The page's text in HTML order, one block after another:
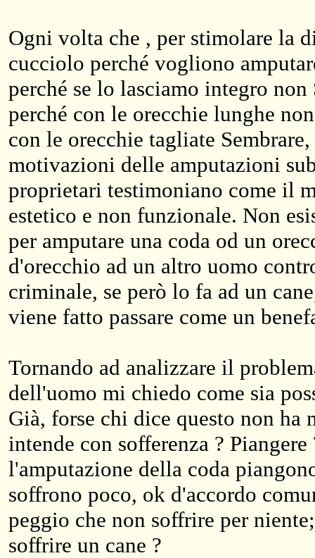
Ogni volta che , per stimolare la
cucciolo perché vogliono
perché se lo lasciamo integro
perché con le orecchie lunghe
con le orecchie tagliate
motivazioni delle amputazioni
proprietari testimoniano come il
estetico e non funzionale. Non
per amputare una coda od un
d'orecchio ad un altro uomo
criminale, se però lo fa ad un
viene fatto passare come un
Tornando ad analizzare il
dell'uomo mi chiedo come sia
Già, forse chi dice questo non ha
intende con sofferenza ?
l'amputazione della coda
soffrono poco, ok d'accordo
peggio che non soffrire per
soffrire un cane ?